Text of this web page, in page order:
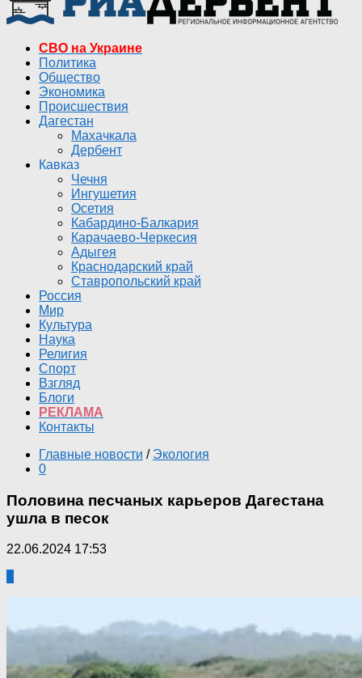
СВО на Украине
Политика
Общество
Экономика
Происшествия
Дагестан
Махачкала
Дербент
Кавказ
Чечня
Ингушетия
Осетия
Кабардино-Балкария
Карачаево-Черкесия
Адыгея
Краснодарский край
Ставропольский край
Россия
Мир
Культура
Наука
Религия
Спорт
Взгляд
Блоги
РЕКЛАМА
Контакты
Главные новости / Экология
0
Половина песчаных карьеров Дагестана
ушла в песок
22.06.2024 17:53